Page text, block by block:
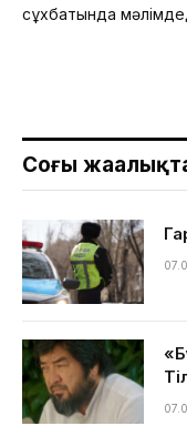
сұхбатында
Соңғы